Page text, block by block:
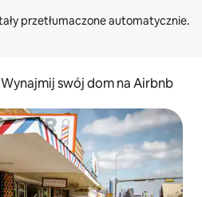
Wynajmij swój dom na Airbnb